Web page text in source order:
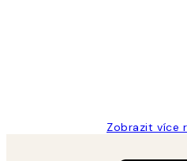
Zobrazit více